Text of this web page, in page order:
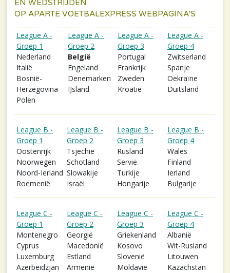
EN WEDSTRIJDEN
OP APARTE VOETBALEXPRESS WEBPAGINA'S
League A -
Groep 1
Nederland
Italië
Bosnië-
Herzegovina
Polen
League A -
Groep 2
België
Engeland
Denemarken
IJsland
League A -
Groep 3
Portugal
Frankrijk
Zweden
Kroatië
League A -
Groep 4
Zwitserland
Spanje
Oekraïne
Duitsland
League B -
Groep 1
Oostenrijk
Noorwegen
Noord-Ierland
Roemenië
League B -
Groep 2
Tsjechië
Schotland
Slowakije
Israël
League B -
Groep 3
Rusland
Servië
Turkije
Hongarije
League B -
Groep 4
Wales
Finland
Ierland
Bulgarije
League C -
Groep 1
Montenegro
Cyprus
Luxemburg
Azerbeidzjan
League C -
Groep 2
Georgië
Macedonië
Estland
Armenië
League C -
Groep 3
Griekenland
Kosovo
Slovenië
Moldavië
League C -
Groep 4
Albanië
Wit-Rusland
Litouwen
Kazachstan